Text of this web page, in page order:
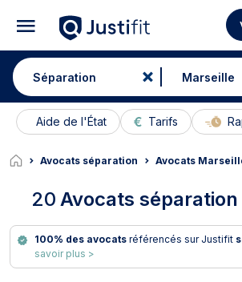
Aide de l'État Tarifs
Avocats séparation Avocats
20 Avocats
100% des avocatsréférencés sur Justifit
savoir plus >